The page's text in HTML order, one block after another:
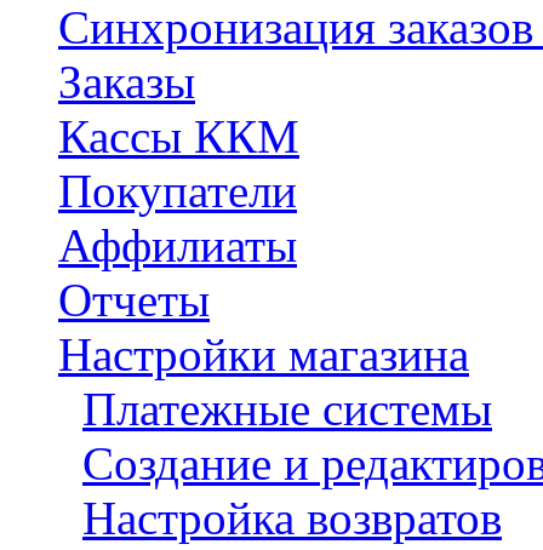
Синхронизация
Заказы
Кассы ККМ
Покупатели
Аффилиаты
Отчеты
Настройки магазина
Платежные системы
Создание и
Настройка возвратов